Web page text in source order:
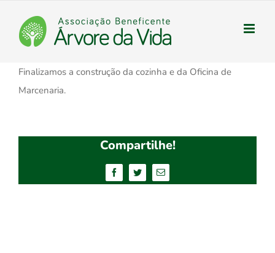
Finalizamos a construção da cozinha e da Oficina de
Marcenaria.
Compartilhe!
FacebookTwitterE-
mail